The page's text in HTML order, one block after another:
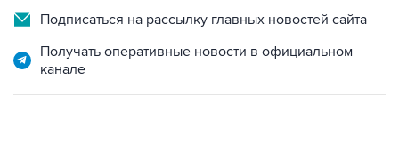
Подписаться на рассылку главных новостей сайта
Получать оперативные новости в официальном
канале